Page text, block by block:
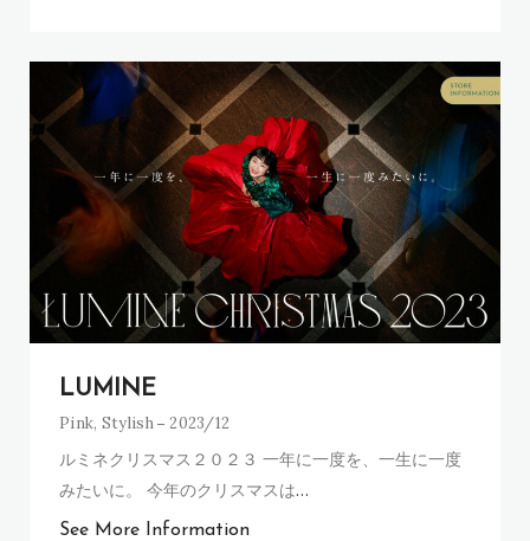
LUMINE
Pink, Stylish 2023/12
ルミネクリスマス２０２３ 一年に一度を、一生に一度
みたいに。 今年のクリスマスは…
See More Information